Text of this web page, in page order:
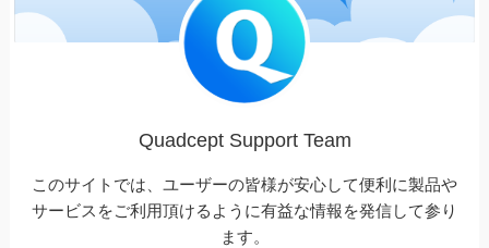
Quadcept Support Team
このサイトでは、ユーザーの皆様が安心して便利に製品や
サービスをご利用頂けるように有益な情報を発信して参り
ます。